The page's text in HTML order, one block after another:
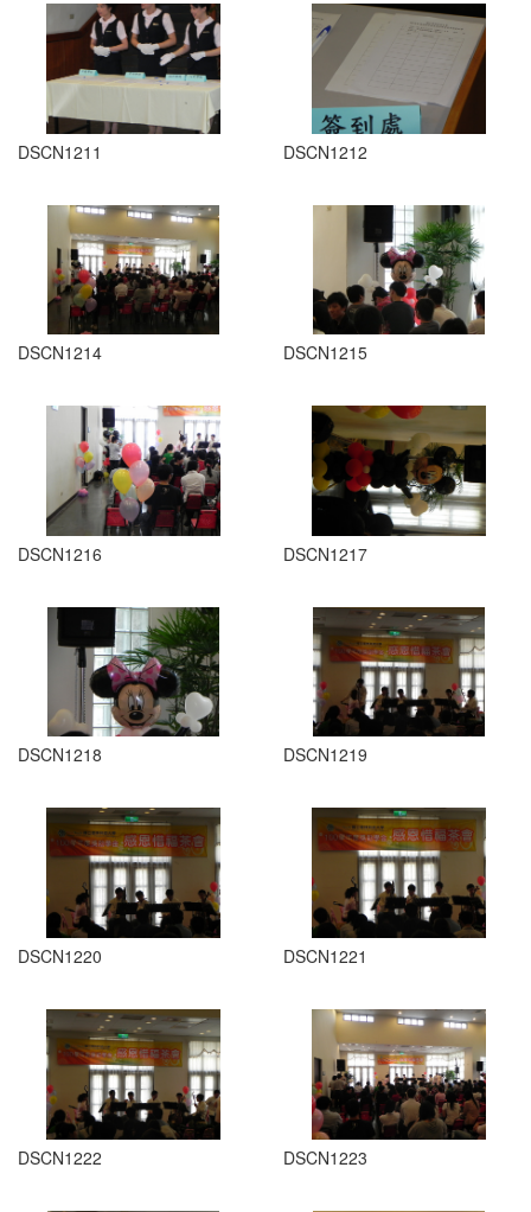
DSCN1211 DSCN1212
DSCN1214 DSCN1215
DSCN1216 DSCN1217
DSCN1218 DSCN1219
DSCN1220 DSCN1221
DSCN1222 DSCN1223